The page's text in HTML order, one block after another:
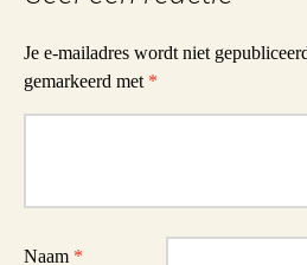
Je e-mailadres wordt niet
gemarkeerd met *
Naam *